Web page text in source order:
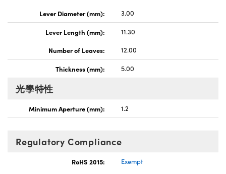
Lever Diameter (mm):
3.00
Lever Length (mm):
11.30
Number of Leaves:
12.00
Thickness (mm): 5.00
光學特性
Minimum Aperture (mm): 1.2
Regulatory Compliance
RoHS 2015:
Exempt